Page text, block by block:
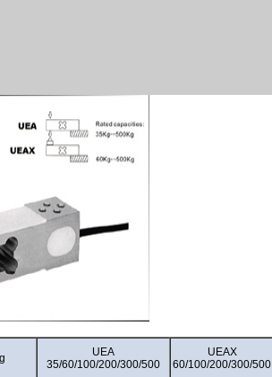
UEA
35/60/100/200/300/500
UEAX
60/100/200/300/500